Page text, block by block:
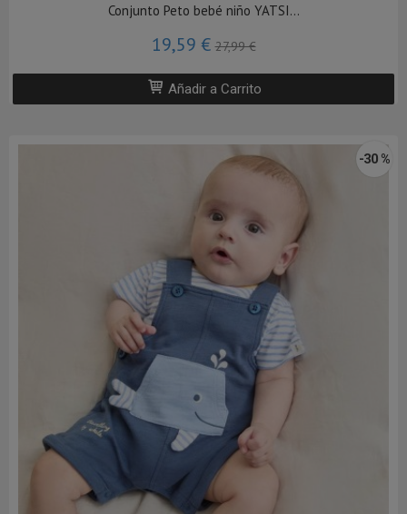
Conjunto Peto bebé niño YATSI...
19,59 €27,99 €
Añadir a Carrito
-30 %